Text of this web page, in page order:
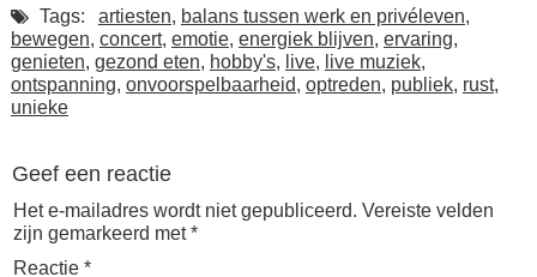
Tags:
artiesten, balans tussen werk en privéleven,
bewegen, concert, emotie, energiek blijven, ervaring,
genieten, gezond eten, hobby's, live, live muziek,
ontspanning, onvoorspelbaarheid, optreden, publiek, rust,
unieke
Geef een reactie
Het e-mailadres wordt niet gepubliceerd. Vereiste velden
zijn gemarkeerd met*
Reactie *